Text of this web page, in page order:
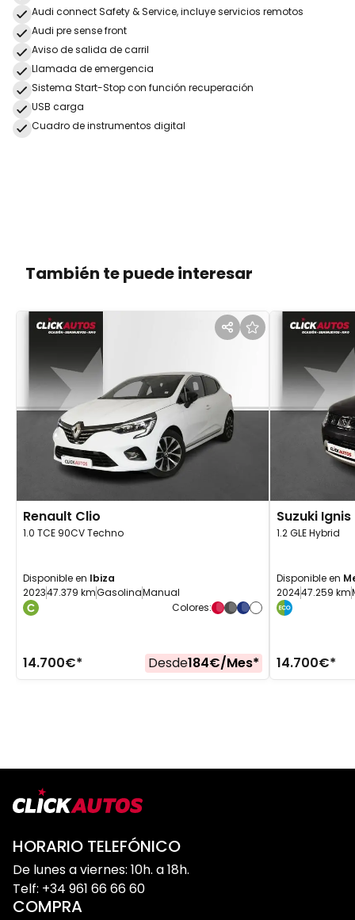
Audi connect Safety & Service, incluye servicios remotos
Audi pre sense front
Aviso de salida de carril
Llamada de emergencia
Sistema Start-Stop con función recuperación
USB carga
Cuadro de instrumentos digital
También te puede interesar
Renault Clio
1.0 TCE 90CV Techno
Disponible en Ibiza
202347.379 kmGasolinaManual
Colores:
14.700€* Desde184€/Mes*
Suzuki Ignis
1.2 GLE Hybrid
Disponible en
202447.259 km
14.700€*
HORARIO TELEFÓNICO
De lunes a viernes: 10h. a 18h.
Telf: +34 961 66 66 60
COMPRA